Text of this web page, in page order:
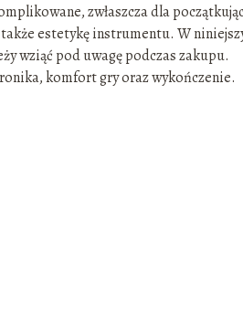
zwłaszcza dla
estetykę instrumentu. W
wziąć pod uwagę podczas zakupu.
komfort gry oraz wykończenie.